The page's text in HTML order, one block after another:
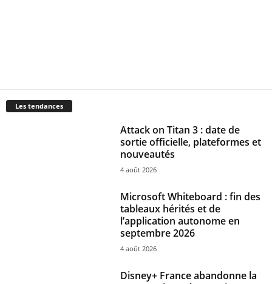
Les tendances
Attack on Titan 3 : date de
sortie officielle, plateformes et
nouveautés
4 août 2026
Microsoft Whiteboard : fin des
tableaux hérités et de
l’application autonome en
septembre 2026
4 août 2026
Disney+ France abandonne la